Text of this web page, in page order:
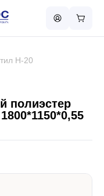
Н-20
полиэстер